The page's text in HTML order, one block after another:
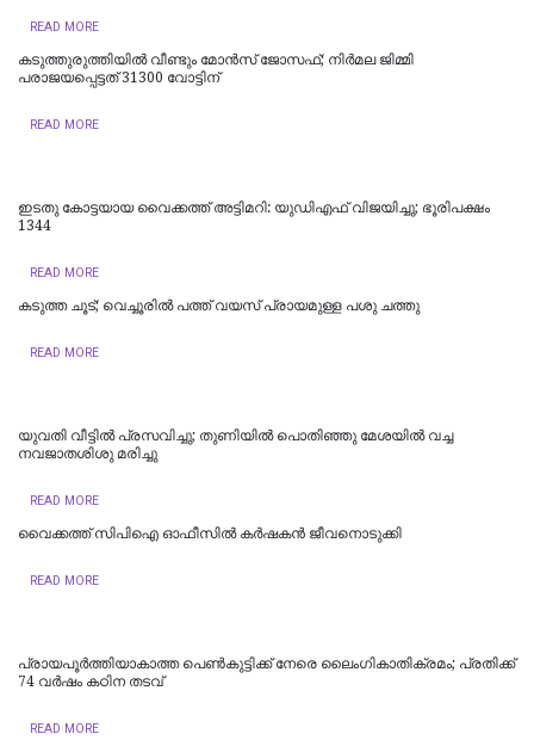
READ MORE
കടുത്തുരുത്തിയിൽ വീണ്ടും മോൻസ് ജോസഫ്; നിർമല ജിമ്മി
പരാജയപ്പെട്ടത് 31300 വോട്ടിന്
READ MORE
ഇടതു കോട്ടയായ വൈക്കത്ത് അട്ടിമറി: യുഡിഎഫ് വിജയിച്ചു; ഭൂരിപക്ഷം
1344
READ MORE
കടുത്ത ചൂട്; വെച്ചൂരിൽ പത്ത് വയസ് പ്രായമുള്ള പശു ചത്തു
READ MORE
യുവതി വീട്ടിൽ പ്രസവിച്ചു; തുണിയിൽ പൊതിഞ്ഞു മേശയിൽ വച്ച
നവജാതശിശു മരിച്ചു
READ MORE
വൈക്കത്ത് സിപിഐ ഓഫീസിൽ കർഷകൻ ജീവനൊടുക്കി
READ MORE
പ്രായപൂർത്തിയാകാത്ത പെൺകുട്ടിക്ക് നേരെ ലൈംഗികാതിക്രമം; പ്രതിക്ക്
74 വർഷം കഠിന തടവ്
READ MORE